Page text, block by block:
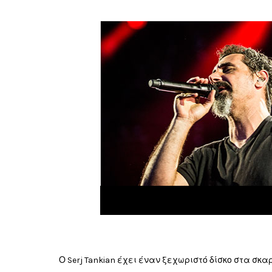
Ο Serj Tankian έχει έναν ξεχωριστό δίσκο στα